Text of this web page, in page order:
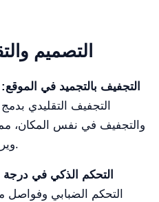
التصميم
التجفيف بالتجميد في الموقع:
التجفيف التقليدي
والتجفيف في نفس المكان،
ويرفع جودة المنتج النهائي.
التحكم الذكي في درجة
التحكم الضبابي وفواصل